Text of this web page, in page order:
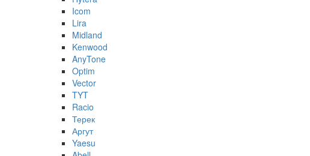
Icom
Lira
Midland
Kenwood
AnyTone
Optim
Vector
TYT
Racio
Терек
Аргут
Yaesu